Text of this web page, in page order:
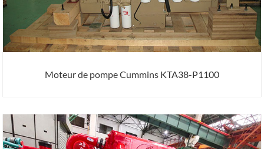
Moteur de pompe Cummins KTA38-P1100